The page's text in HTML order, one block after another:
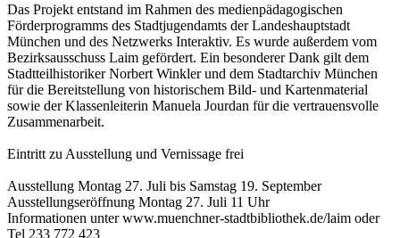
Das Projekt entstand im Rahmen des medienpädagogischen
Förderprogramms des Stadtjugendamts der Landeshauptstadt
München und des Netzwerks Interaktiv. Es wurde außerdem vom
Bezirksausschuss Laim gefördert. Ein besonderer Dank gilt dem
Stadtteilhistoriker Norbert Winkler und dem Stadtarchiv München
für die Bereitstellung von historischem Bild- und Kartenmaterial
sowie der Klassenleiterin Manuela Jourdan für die vertrauensvolle
Zusammenarbeit.
Eintritt zu Ausstellung und Vernissage frei
Ausstellung Montag 27. Juli bis Samstag 19. September
Ausstellungseröffnung Montag 27. Juli 11 Uhr
Informationen unter www.muenchner-stadtbibliothek.de/laim oder
Tel 233 772 423